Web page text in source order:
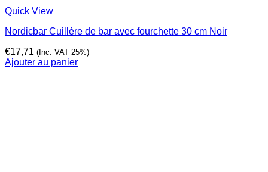
Quick View
Nordicbar Cuillère de bar avec fourchette 30 cm Noir
€17,71 (Inc. VAT 25%)
Ajouter au panier